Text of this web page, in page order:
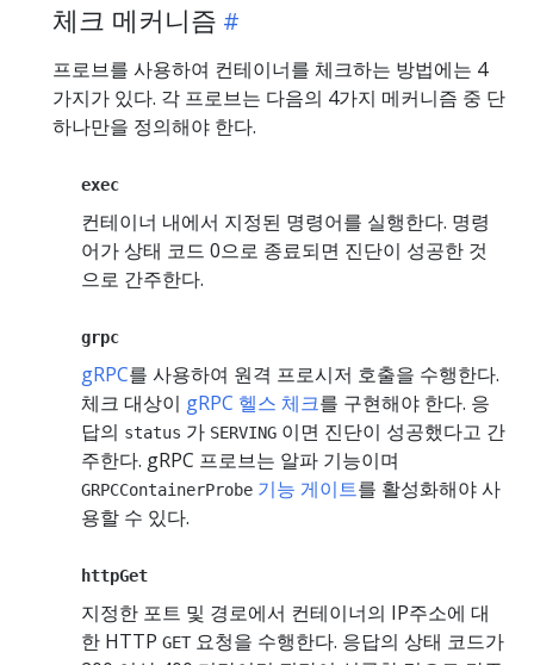
체크 메커니즘
프로브를 사용하여 컨테이너를 체크하는 방법에는 4
가지가 있다. 각 프로브는 다음의 4가지 메커니즘 중 단
하나만을 정의해야 한다.
exec
컨테이너 내에서 지정된 명령어를 실행한다. 명령
어가 상태 코드 0으로 종료되면 진단이 성공한 것
으로 간주한다.
grpc
gRPC를 사용하여 원격 프로시저 호출을 수행한다.
체크 대상이 gRPC 헬스 체크를 구현해야 한다. 응
답의 status 가 SERVING 이면 진단이 성공했다고 간
주한다. gRPC 프로브는 알파 기능이며
GRPCContainerProbe 기능 게이트를 활성화해야 사
용할 수 있다.
httpGet
지정한 포트 및 경로에서 컨테이너의 IP주소에 대
한 HTTP GET요청을 수행한다. 응답의 상태 코드가